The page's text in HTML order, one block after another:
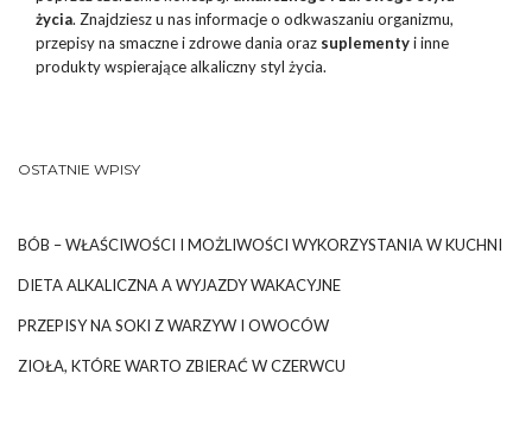
życia. Znajdziesz u nas informacje o odkwaszaniu organizmu,
przepisy na smaczne i zdrowe dania oraz suplementyi inne
produkty wspierające alkaliczny styl życia.
OSTATNIE WPISY
BÓB – WŁAŚCIWOŚCI I MOŻLIWOŚCI WYKORZYSTANIA W KUCHNI
DIETA ALKALICZNA A WYJAZDY WAKACYJNE
PRZEPISY NA SOKI Z WARZYW I OWOCÓW
ZIOŁA, KTÓRE WARTO ZBIERAĆ W CZERWCU